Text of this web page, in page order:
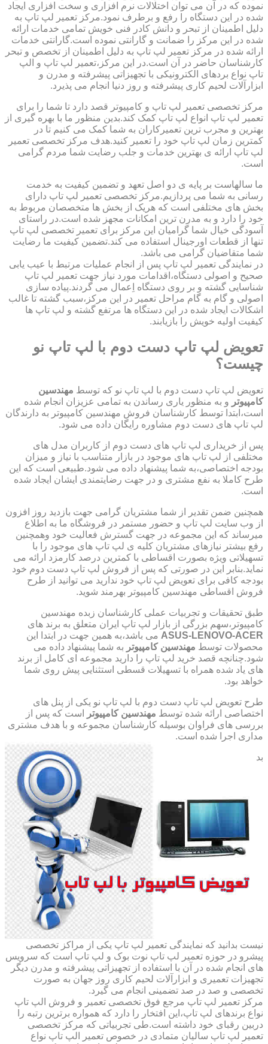
نموده که در آن می توان اختلالات نرم افزاری و سخت افزاری ایجاد
شده در این دستگاه را رفع و برطرف نمود.مرکز تعمیر لپ تاپ به
دلیل اطمینان از تبحر و دانش کادر فنی خویش تمامی خدمات ارائه
شده در این مرکز را ضمانت و گارانتی نموده است.گارانتی خدمات
ارائه شده در مرکز تعمیر لپ تاپ به دلیل اطمینان از تخصص و تبحر
کارشناسان حاضر در آن است.در این مرکز،تعمیر لپ تاپ و الپ
تاپ نواع بردهای الکترونیکی با تجهیزاتی پیشرفته و مدرن و
ابزارآلات لحیم کاری پیشرفته و روز دنیا انجام می پذیرد.
مرکز تخصصی تعمیر لپ تاپ و کامپیوتر قصد دارد تا شما را برای
تعمیر لپ تاپ انواع لپ تاپ کمک کند.بدین منظور ما با بهره گیری از
بهترین و مجرب ترین تعمیرکاران به شما کمک می کنیم تا در
کمترین زمان لپ تاپ خود را تعمیر کنید.هدف مرکز تخصصی تعمیر
لپ تاپ ارائه ی بهترین خدمات و جلب رضایت شما مردم گرامی
است.
ما سالهاست بر پایه ی دو اصل تعهد و تضمین کیفیت به خدمت
رسانی به شما می پردازیم.مرکز تخصصی تعمیر لپ تاپ دارای
بخش های مختلفی است که هریک از بخش ها متخصصان مربوط به
خود را دارد و به مدرن ترین امکانات مجهز شده است.در راستای
آسودگی خیال شما گرامیان این مرکز برای تعمیر تخصصی لپ تاپ
تنها از قطعات اورجینال استفاده می کند.تضمین کیفیت ما رضایت
شما متقاضیان گرامی می باشد.
در نمایندگی تعمیر لپ تاپ پس از انجام عملیات مرتبط با عیب یابی
صحیح و اصولی دستگاه،اقدامات مورد نیاز جهت تعمیر لپ تاپ
شناسایی گشته و بر روی دستگاه اِعمال می گردند.پیاده سازی
اصولی و گام به گام مراحل تعمیر در این مرکز،سبب گشته تا غالب
اشکالات ایجاد شده در این دستگاه ها مرتفع گشته و لپ تاپ ها
کیفیت اولیه خویش را بازیابند.
تعویض لپ تاپ دست دوم با لپ تاپ نو
چیست؟
تعویض لپ تاپ دست دوم با لپ تاپ نو که توسط مهندسین
کامپیوتر و به منظور یاری رساندن به تمامی عزیزان انجام شده
است،ابتدا توسط کارشناسان فروش مهندسین کامپیوتر به دارندگان
لپ تاپ های دست دوم مشاوره رایگان داده می شود.
پس از خریداری لپ تاپ های دست دوم از کاربران مدل های
مختلفی از لپ تاپ های موجود در بازار متناسب با نیاز و میزان
بودجه اختصاصی،به شما پیشنهاد داده می شود.طبیعی است که این
طرح کاملا به نفع مشتری و در جهت رضایتمندی ایشان ایجاد شده
است.
همچنین ضمن تقدیر از شما مشتریان گرامی جهت بازدید روز افزون
از وب سایت لپ تاپ و حضور مستمر در فروشگاه ما به اطلاع
میرساند که این مجموعه در جهت گسترش فعالیت خود وهمچنین
رفع بیشتر نیازهای مشتریان کلیه ی لپ تاپ های موجود را با
تسهیلاتی ویژه بصورت اقساطی با کمترین درصد کارمزد ارائه می
نماید.بنابر این در صورتی که پس از فروش لپ تاپ دست دوم خود
بودجه کافی برای تعویض لپ تاپ خود ندارید می توانید از طرح
فروش اقساطی مهندسین کامپیوتر بهرمند شوید.
طبق تحقیقات و تجربیات عملی کارشناسان زبده مهندسین
کامپیوتر،سهم بزرگی از بازار لپ تاپ ایران متعلق به برند های
ASUS-LENOVO-ACER می باشد،به همین جهت در ابتدا این
محصولات توسط مهندسین کامپیوتر به شما پیشنهاد داده می
شود.چنانچه قصد خرید لپ تاپ را دارید مجموعه ای کامل از برند
های یاد شده همراه با تسهیلات قسطی استثنایی پیش روی شما
خواهد بود.
طرح تعویض لپ تاپ دست دوم با لپ تاپ نو یکی از پنل های
اختصاصی ارائه شده توسط مهندسین کامپیوتر
است که پس از
بررسی های فراوان بوسیله کارشناسان مجموعه و با هدف مشتری
مداری اجرا شده است.
بد
نیست بدانید که نمایندگی تعمیر لپ تاپ یکی از مراکز تخصصی
پیشرو در حوزه تعمیر لپ تاپ نوت بوک و لپ تاپ است که سرویس
های انجام شده در آن با استفاده از تجهیزاتی پیشرفته و مدرن دیگر
تجهیزات تعمیری و ابزارآلات لحیم کاری روز جهان به صورت
تخصصی و صد در صد تضمینی انجام می گیرد.
مرکز تعمیر لپ تاپ مرجع فوق تخصصی تعمیر و فروش الپ تاپ
نواع برندهای لپ تاپ،این افتخار را دارد که همواره برترین رتبه را
دربین رقبای خود داشته است.طی تجربیاتی که مرکز تخصصی
تعمیر لپ تاپ سالیان متمادی در خصوص تعمیر الپ تاپ نواع